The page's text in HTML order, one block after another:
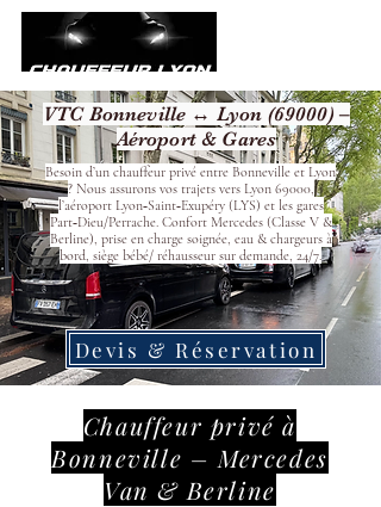
VTC Bonneville ↔ Lyon (69000) –
Aéroport & Gares
Besoin d’un chauffeur privé entre Bonneville et Lyon
? Nous assurons vos trajets vers Lyon 69000,
l’aéroport Lyon‑Saint‑Exupéry (LYS) et les gares
Part‑Dieu/Perrache. Confort Mercedes (Classe V &
Berline), prise en charge soignée, eau & chargeurs à
bord, siège bébé/ réhausseur sur demande, 24/7.
Devis & Réservation
Chauffeur privé à
Bonneville – Mercedes
Van & Berline